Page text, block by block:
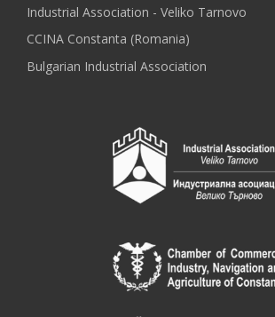
Industrial Association - Veliko Tarnovo
CCINA Constanta (Romania)
Bulgarian Industrial Association